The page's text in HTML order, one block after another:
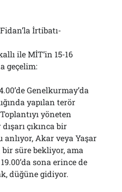
İrtibatı-
ile MİT’in 15-16
geçelim:
Genelkurmay’da
yapılan terör
yöneten
çıkınca bir
Akar veya Yaşar
süre bekliyor, ama
sona erince de
düğüne gidiyor.